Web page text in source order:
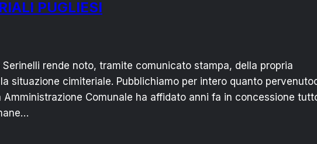
PUGLIESI
rende noto, tramite comunicato stampa, della propria
situazione cimiteriale. Pubblichiamo per intero quanto
Comunale ha affidato anni fa in concessione